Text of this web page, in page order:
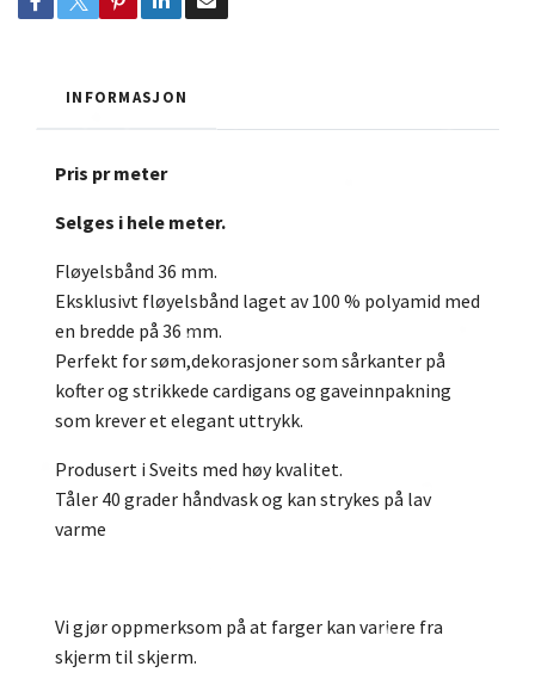
INFORMASJON
Pris pr meter
Selges i hele meter.
Fløyelsbånd 36 mm.
Eksklusivt fløyelsbånd laget av 100 % polyamid med
en bredde på 36 mm.
Perfekt for søm,dekorasjoner som sårkanter på
kofter og strikkede cardigans og gaveinnpakning
som krever et elegant uttrykk.
Produsert i Sveits med høy kvalitet.
Tåler 40 grader håndvask og kan strykes på lav
varme
Vi gjør oppmerksom på at farger kan variere fra
skjerm til skjerm.